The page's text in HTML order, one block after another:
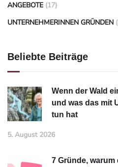
ANGEBOTE (17)
UNTERNEHMERINNEN GRÜNDEN
Beliebte Beiträge
Wenn der Wald
und was das mit
tun hat
5. August 2026
7 Gründe, warum